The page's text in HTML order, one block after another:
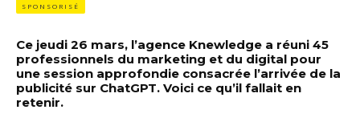
SPONSORISÉ
Ce jeudi 26 mars, l’agence Knewledge a réuni 45
professionnels du marketing et du digital pour
une session approfondie consacrée l’arrivée de la
publicité sur ChatGPT. Voici ce qu’il fallait en
retenir.